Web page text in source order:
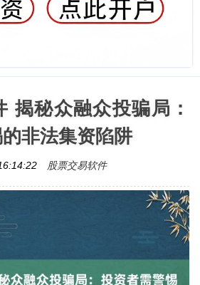
揭秘众融众投骗局：
非法集资陷阱
股票交易软件